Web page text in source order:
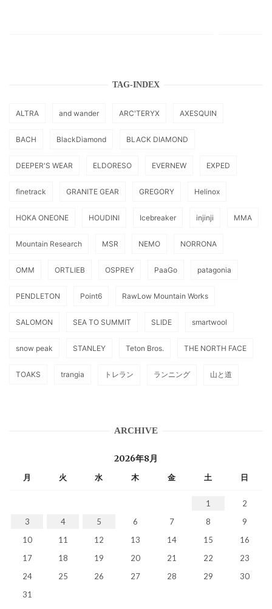
TAG-INDEX
ALTRA and wander ARC'TERYX AXESQUIN
BACH BlackDiamond BLACK DIAMOND
DEEPER'S WEAR ELDORESO EVERNEW EXPED
finetrack GRANITE GEAR GREGORY Helinox
HOKA ONEONE HOUDINI Icebreaker injinji MMA
Mountain Research MSR NEMO NORRONA
OMM ORTLIEB OSPREY PaaGo patagonia
PENDLETON Point6 RawLow Mountain Works
SALOMON SEA TO SUMMIT SLIDE smartwool
snow peak STANLEY Teton Bros. THE NORTH FACE
TOAKS trangia トレラン ランニング 山と道
ARCHIVE
2026年8月
月 火 水 木 金 土 日
1
2
3
4 5 6 7 8
9
10
11 12 13 14 15
16
17
18 19 20 21 22
23
24
25 26 27 28 29
30
31